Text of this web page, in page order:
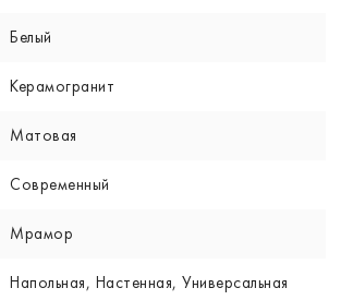
Белый
Керамогранит
Матовая
Современный
Мрамор
Напольная, Настенная, Универсальная